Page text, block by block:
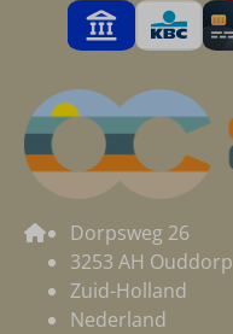
Dorpsweg 26
3253 AH Ouddorp
Zuid-Holland
Nederland